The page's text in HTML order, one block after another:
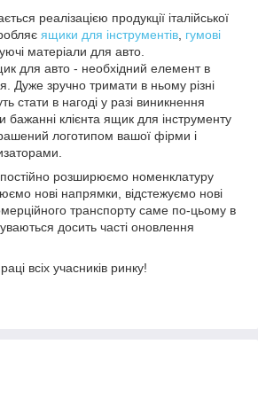
реалізацією продукції італійської
ящики для інструментів гумові
матеріали для авто.
для авто - необхідний елемент в
Дуже зручно тримати в ньому різні
стати в нагоді у разі виникнення
бажанні клієнта ящик для інструменту
логотипом вашої фірми і
розширюємо номенклатуру
нові напрямки, відстежуємо нові
транспорту саме по-цьому в
досить часті оновлення
всіх учасників ринку!